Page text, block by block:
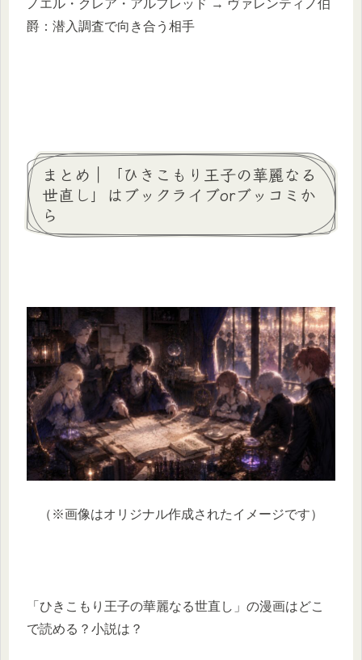
ノエル・クレア・アルフレッド → ヴァレンティノ伯
爵：潜入調査で向き合う相手
まとめ｜「ひきこもり王子の華麗なる
世直し」はブックライブorブッコミか
ら
（※画像はオリジナル作成されたイメージです）
「ひきこもり王子の華麗なる世直し」の漫画はどこ
で読める？小説は？